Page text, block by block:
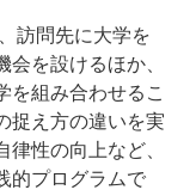
訪問先に大学を
を設けるほか、
を組み合わせるこ
捉え方の違いを実
性の向上など、
的プログラムで